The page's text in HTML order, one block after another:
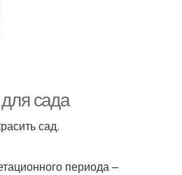
сада
сад.
периода –